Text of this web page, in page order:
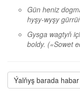
Gün heniz
hyşy-wyşy
Gysga wagtyň
boldy. («Sowet
Ýalňyş barada